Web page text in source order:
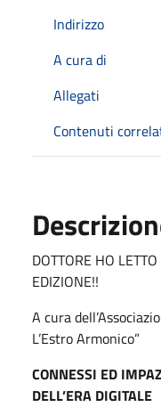
Indirizzo
A cura di
Allegati
Contenuti
DOTTORE HO
EDIZIONE!!
A cura
L’Estro Armonico”
CONNESSI ED
DELL’ERA DIGITALE